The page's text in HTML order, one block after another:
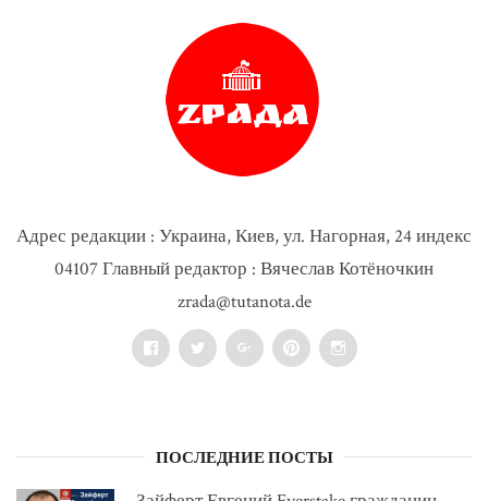
Адрес редакции : Украина, Киев, ул. Нагорная, 24 индекс
04107 Главный редактор : Вячеслав Котёночкин
zrada@tutanota.de
FacebookTwitter Google+PinterestInstagram
ПОСЛЕДНИЕ ПОСТЫ